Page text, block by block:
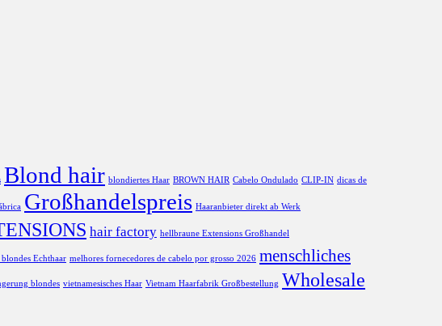
Blond hair blondiertes Haar BROWN HAIR Cabelo Ondulado CLIP-IN dicas de
Großhandelspreis Haaranbieter direkt ab Werk
hair factory hellbraune Extensions Großhandel
Echthaar melhores fornecedores de cabelo por grosso 2026 menschliches
blondes vietnamesisches Haar Vietnam Haarfabrik Großbestellung Wholesale